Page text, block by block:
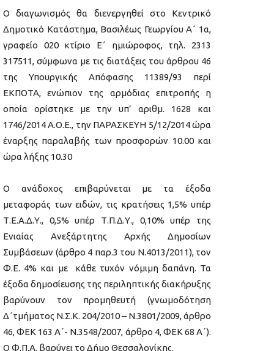
Ο διαγωνισμός θα διενεργηθεί στο Κεντρικό
Δημοτικό Κατάστημα, Βασιλέως Γεωργίου A΄ 1α,
γραφείο 020 κτίριο Ε΄ ημιώροφος, τηλ. 2313
317511, σύμφωνα με τις διατάξεις του άρθρου 46
της Υπουργικής Απόφασης 11389/93 περί
ΕΚΠΟΤΑ, ενώπιον της αρμόδιας επιτροπής η
οποία ορίστηκε με την υπ’ αριθμ. 1628 και
1746/2014 Α.Ο.Ε., την ΠΑΡΑΣΚΕΥΗ 5/12/2014 ώρα
έναρξης παραλαβής των προσφορών 10.00 και
ώρα λήξης 10.30
Ο ανάδοχος επιβαρύνεται με τα έξοδα
μεταφοράς των ειδών, τις κρατήσεις 1,5% υπέρ
Τ.Ε.Α.Δ.Υ., 0,5% υπέρ Τ.Π.Δ.Υ., 0,10% υπέρ της
Ενιαίας Ανεξάρτητης Αρχής Δημοσίων
Συμβάσεων (άρθρο 4 παρ.3 του Ν.4013/2011), τον
Φ.Ε. 4% και με κάθε τυχόν νόμιμη δαπάνη. Τα
έξοδα δημοσίευσης της περιληπτικής διακήρυξης
βαρύνουν τον προμηθευτή (γνωμοδότηση
Δ΄τμήματος Ν.Σ.Κ. 204/2010 – Ν.3801/2009, άρθρο
46, ΦΕΚ 163 Α΄- Ν.3548/2007, άρθρο 4, ΦΕΚ 68 Α΄).
Ο Φ.Π.Α. βαρύνει το Δήμο Θεσσαλονίκης.